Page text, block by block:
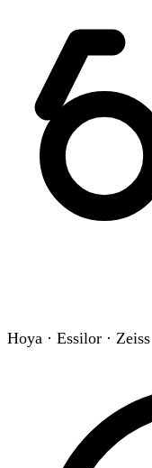
Hoya · Essilor · Zeiss